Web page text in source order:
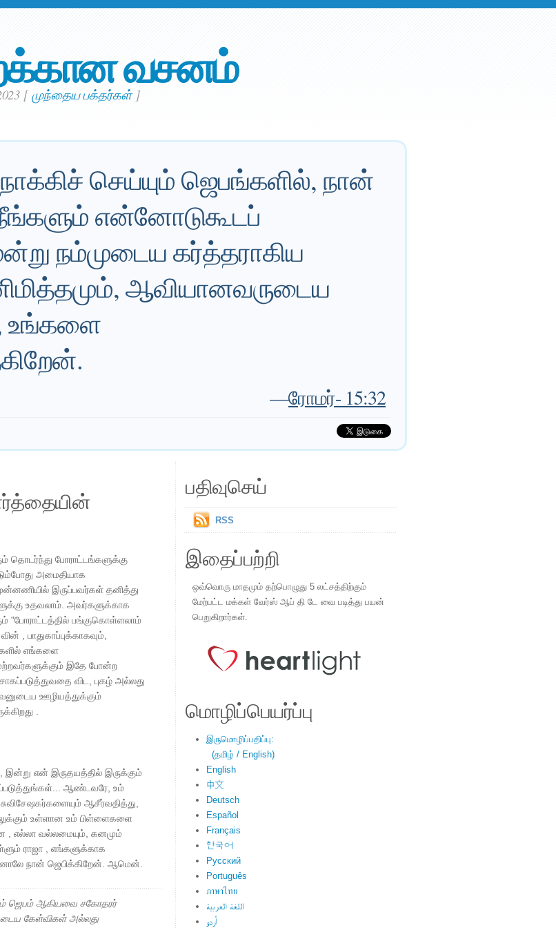
வசனம்
[ முந்தைய பக்தர்கள்]
செய்யும் ஜெபங்களில், நான்
என்னோடுகூடப்
நம்முடைய கர்த்தராகிய
ஆவியானவருடைய
உங்களை
—ரோமர்- 15:32
போராட்டங்களுக்கு
அமைதியாக
இருப்பவர்கள் தனித்து
உதவலாம். அவர்களுக்காக
"போராட்டத்தில் பங்குகொள்ளலாம்
, பாதுகாப்புக்காகவும்,
எங்களை
இதே போன்ற
விட, புகழ் அல்லது
ஊழியத்துக்கும்
.
என் இருதயத்தில் இருக்கும்
ஆண்டவரே, உம்
ஆசீர்வதித்து,
உள்ளான உம் பிள்ளைகளை
, எல்லா வல்லமையும், கனமும்
ராஜா , எங்களுக்காக
நான் ஜெபிக்கிறேன். ஆமென்.
ஜெபம் ஆகியவை சகோதரர்
கேள்விகள் அல்லது
பதிவுசெய்
RSS
இதைப்பற்றி
ஒவ்வொரு மாதமும் தற்பொழுது 5 லட்சத்திற்கும்
மேற்பட்ட மக்கள் வேர்ஸ் ஆப் தி டே வை படித்து பயன்
பெறுகிறார்கள்.
மொழிப்பெயர்ப்பு
இருமொழிப்பதிப்பு:
(தமிழ் / English)
English
中文
Deutsch
Español
Français
한국어
Русский
Português
ภาษาไทย
اللغة العربية
اُردو